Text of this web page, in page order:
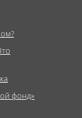
фонд»